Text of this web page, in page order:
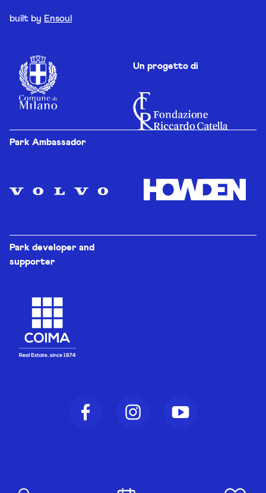
built by Ensoul
Un progetto di
Park Ambassador
Park developer and
supporter